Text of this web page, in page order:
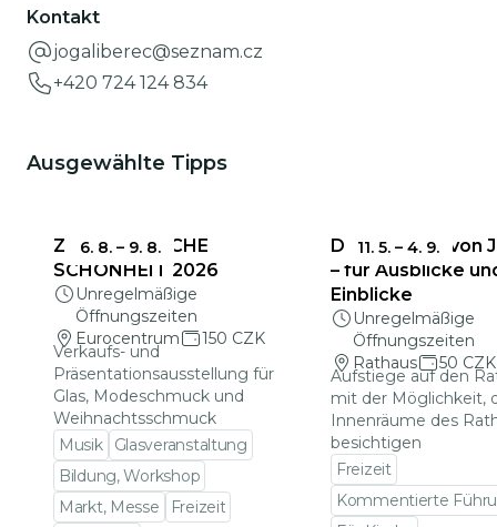
Kontakt
jogaliberec@seznam.cz
+420 724 124 834
Ausgewählte Tipps
6. 8. – 9. 8.
ZERBRECHLICHE
SCHÖNHEIT 2026
Unregelmäßige
Öffnungszeiten
Eurocentrum
150 CZK
Verkaufs- und
Präsentationsausstellung für
Glas, Modeschmuck und
Weihnachtsschmuck
Musik
Glasveranstaltung
Bildung, Workshop
Markt, Messe
Freizeit
11. 5. – 4. 9.
Das Rathaus von
– für Ausblicke
Einblicke
Unregelmäßige
Öffnungszeiten
Rathaus
50 CZK
Aufstiege auf den
mit der Möglichkeit,
Innenräume des
besichtigen
Freizeit
Kommentierte